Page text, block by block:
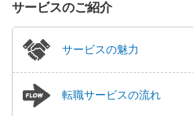
サービスのご紹介
サービスの魅力
転職サービスの流れ